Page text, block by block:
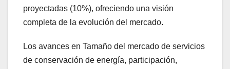
proyectadas (10%), ofreciendo una visión
completa de la evolución del mercado.
Los avances en Tamaño del mercado de servicios
de conservación de energía, participación,